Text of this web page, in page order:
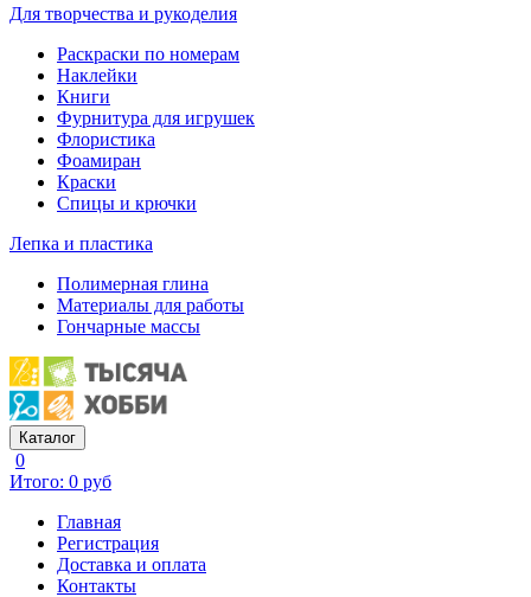
Для творчества и рукоделия
Раскраски по номерам
Наклейки
Книги
Фурнитура для игрушек
Флористика
Фоамиран
Краски
Спицы и крючки
Лепка и пластика
Полимерная глина
Материалы для работы
Гончарные массы
Каталог
0
Итого: 0 руб
Главная
Регистрация
Доставка и оплата
Контакты